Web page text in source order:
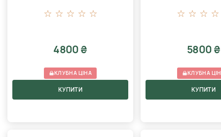
4800 ₴
КЛУБНА ЦІНА
КУПИТИ
5800 ₴
КЛУБНА
КУПИТИ